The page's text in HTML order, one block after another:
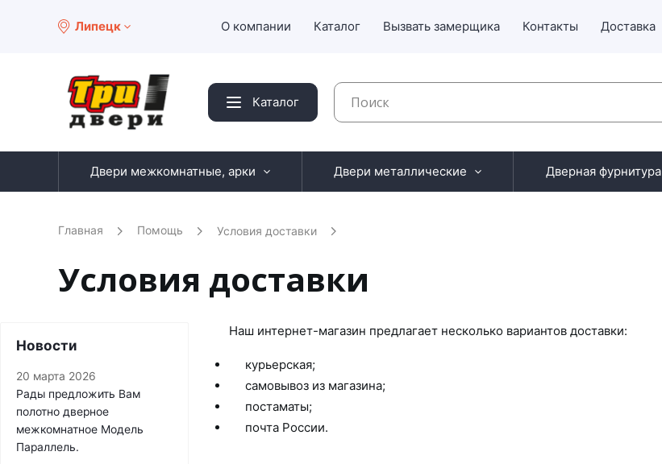
Липецк О компании Каталог Вызвать замерщика Контакты Доставка
Каталог
Двери межкомнатные, арки Двери металлические Дверная фурнитура
Главная Помощь Условия доставки
Условия доставки
Наш интернет-магазин предлагает несколько вариантов доставки:
курьерская;
самовывоз из магазина;
постаматы;
почта России.
Новости
20 марта 2026
Рады предложить Вам
полотно дверное
межкомнатное Модель
Параллель.